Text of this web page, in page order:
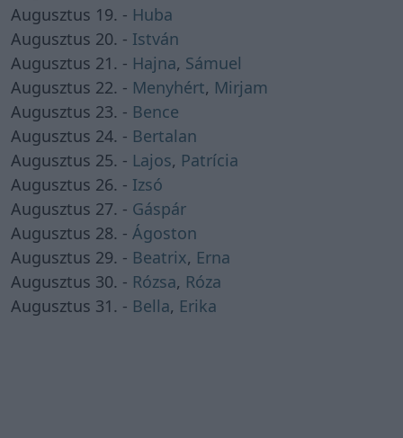
Augusztus 19. - Huba
Augusztus 20. - István
Augusztus 21. - Hajna, Sámuel
Augusztus 22. - Menyhért, Mirjam
Augusztus 23. - Bence
Augusztus 24. - Bertalan
Augusztus 25. - Lajos, Patrícia
Augusztus 26. - Izsó
Augusztus 27. - Gáspár
Augusztus 28. - Ágoston
Augusztus 29. - Beatrix, Erna
Augusztus 30. - Rózsa, Róza
Augusztus 31. - Bella, Erika